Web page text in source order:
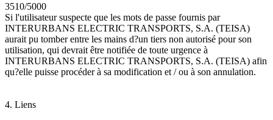
3510/5000
Si l'utilisateur suspecte que les mots de passe fournis par
INTERURBANS ELECTRIC TRANSPORTS, S.A. (TEISA)
aurait pu tomber entre les mains d?un tiers non autorisé pour son
utilisation, qui devrait être notifiée de toute urgence à
INTERURBANS ELECTRIC TRANSPORTS, S.A. (TEISA) afin
qu?elle puisse procéder à sa modification et / ou à son annulation.
4. Liens